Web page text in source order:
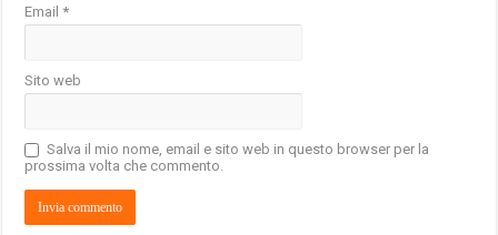
Email*
Sito web
Salva il mio nome, email e sito web in questo browser per la
prossima volta che commento.